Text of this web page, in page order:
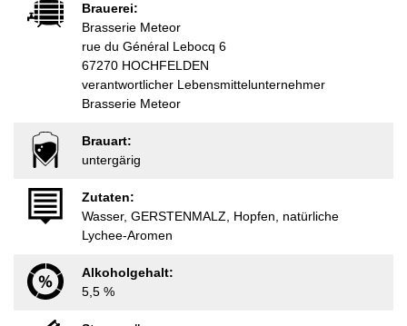
Brauerei:
Brasserie Meteor
rue du Général Lebocq 6
67270 HOCHFELDEN
verantwortlicher Lebensmittelunternehmer
Brasserie Meteor
Brauart:
untergärig
Zutaten:
Wasser, GERSTENMALZ, Hopfen, natürliche
Lychee-Aromen
Alkoholgehalt:
5,5 %